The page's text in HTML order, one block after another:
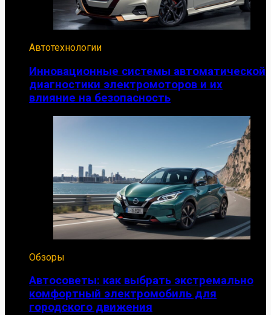
Автотехнологии
Инновационные системы автоматической
диагностики электромоторов и их
влияние на безопасность
Обзоры
Автосоветы: как выбрать экстремально
комфортный электромобиль для
городского движения